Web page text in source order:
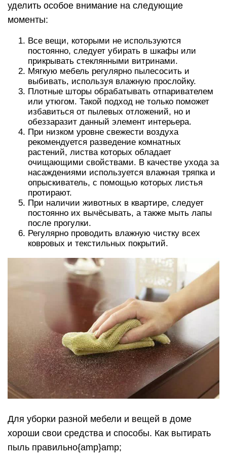
уделить особое внимание на следующие
моменты:
Все вещи, которыми не используются
постоянно, следует убирать в шкафы или
прикрывать стеклянными витринами.
Мягкую мебель регулярно пылесосить и
выбивать, используя влажную прослойку.
Плотные шторы обрабатывать отпаривателем
или утюгом. Такой подход не только поможет
избавиться от пылевых отложений, но и
обеззаразит данный элемент интерьера.
При низком уровне свежести воздуха
рекомендуется разведение комнатных
растений, листва которых обладает
очищающими свойствами. В качестве ухода за
насаждениями используется влажная тряпка и
опрыскиватель, с помощью которых листья
протирают.
При наличии животных в квартире, следует
постоянно их вычёсывать, а также мыть лапы
после прогулки.
Регулярно проводить влажную чистку всех
ковровых и текстильных покрытий.
Для уборки разной мебели и вещей в доме
хороши свои средства и способы. Как вытирать
пыль правильно{amp}amp;